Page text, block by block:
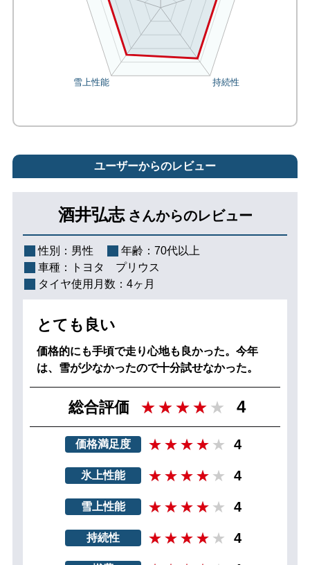
ユーザーからのレビュー
酒井弘志 さんからのレビュー
性別： 男性 年齢： 70代以上
車種：
トヨタ プリウス
タイヤ使用月数： 4ヶ月
とても良い
価格的にも手頃で走り心地も良かった。今年
は、雪が少なかったので十分試せなかった。
総合評価 4
価格満足度 4
氷上性能 4
雪上性能 4
持続性 4